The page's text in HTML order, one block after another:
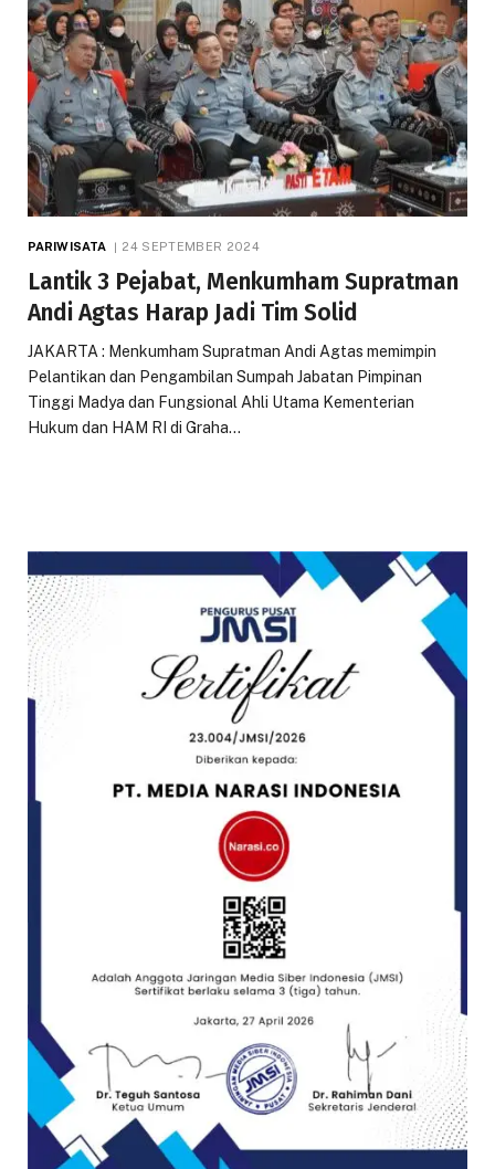
PARIWISATA 24 SEPTEMBER 2024
Lantik 3 Pejabat, Menkumham Supratman
Andi Agtas Harap Jadi Tim Solid
JAKARTA : Menkumham Supratman Andi Agtas memimpin
Pelantikan dan Pengambilan Sumpah Jabatan Pimpinan
Tinggi Madya dan Fungsional Ahli Utama Kementerian
Hukum dan HAM RI di Graha…